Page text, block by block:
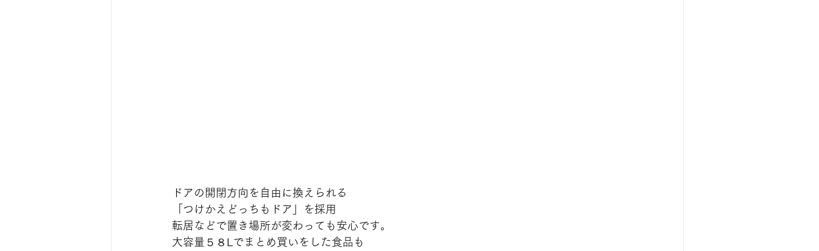
ドアの開閉方向を自由に換えられる
「つけかえどっちもドア」を採用
転居などで置き場所が変わっても安心です。
大容量５８Lでまとめ買いをした食品も